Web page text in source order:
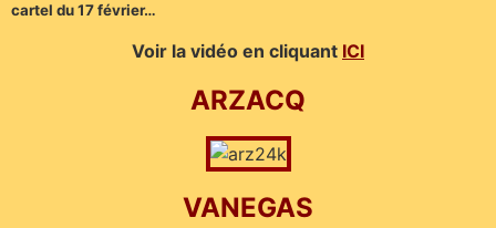
cartel du 17 février…
Voir la vidéo en cliquant ICI
ARZACQ
VANEGAS